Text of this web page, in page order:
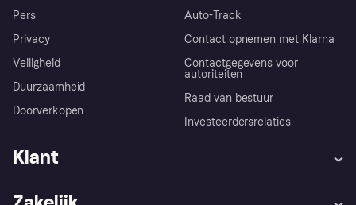
Pers
Privacy
Veiligheid
Duurzaamheid
Doorverkopen
Auto-Track
Contact opnemen met Klarna
Contactgegevens voor
autoriteiten
Raad van bestuur
Investeerdersrelaties
Klant